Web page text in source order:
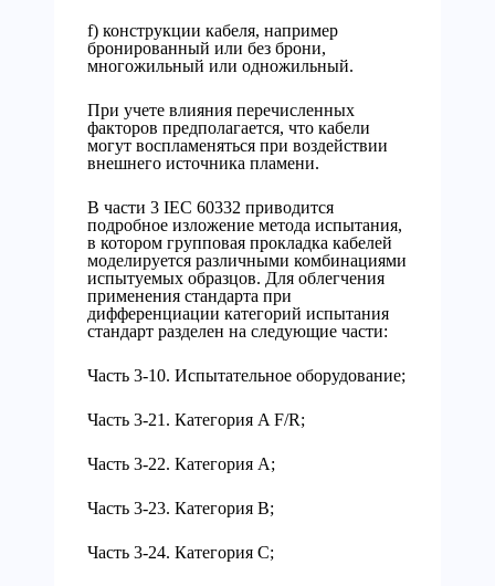
f) конструкции кабеля, например
бронированный или без брони,
многожильный или одножильный.
При учете влияния перечисленных
факторов предполагается, что кабели
могут воспламеняться при воздействии
внешнего источника пламени.
В части 3 IEC 60332 приводится
подробное изложение метода испытания,
в котором групповая прокладка кабелей
моделируется различными комбинациями
испытуемых образцов. Для облегчения
применения стандарта при
дифференциации категорий испытания
стандарт разделен на следующие части:
Часть 3-10. Испытательное оборудование;
Часть 3-21. Категория A F/R;
Часть 3-22. Категория А;
Часть 3-23. Категория В;
Часть 3-24. Категория С;